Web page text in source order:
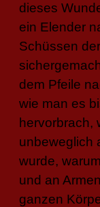
dieses
ein Elender
Schüssen
dem Pfeile
wie man es
hervorbrach,
unbeweglich
wurde,
und an
ganzen